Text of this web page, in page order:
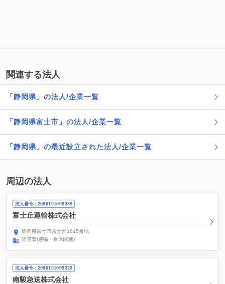
関連する法人
「静岡県」の法人/企業一覧
「静岡県富士市」の法人/企業一覧
「静岡県」の最近設立された法人/企業一覧
周辺の法人
法人番号：2080101009369
富士丘運輸株式会社
静岡県富士市富士岡1615番地
陸運業(運輸・倉庫関連)
法人番号：2080101009220
南駿急送株式会社